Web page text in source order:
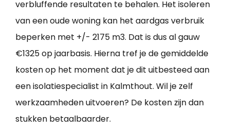
verbluffende resultaten te behalen. Het isoleren
van een oude woning kan het aardgas verbruik
beperken met +/- 2175 m3. Dat is dus al gauw
€1325 op jaarbasis. Hierna tref je de gemiddelde
kosten op het moment dat je dit uitbesteed aan
een isolatiespecialist in Kalmthout. Wil je zelf
werkzaamheden uitvoeren? De kosten zijn dan
stukken betaalbaarder.